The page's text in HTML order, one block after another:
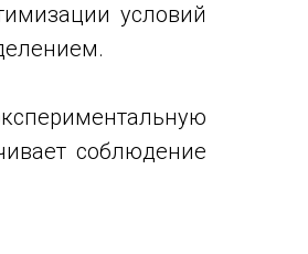
условий
соблюдение